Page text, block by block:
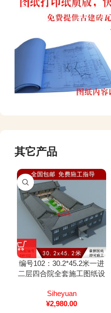
其它产品
编号102：30.2*45.2米一进
二层四合院全套施工图纸设
料及技术支持
Siheyuan
¥2,980.00